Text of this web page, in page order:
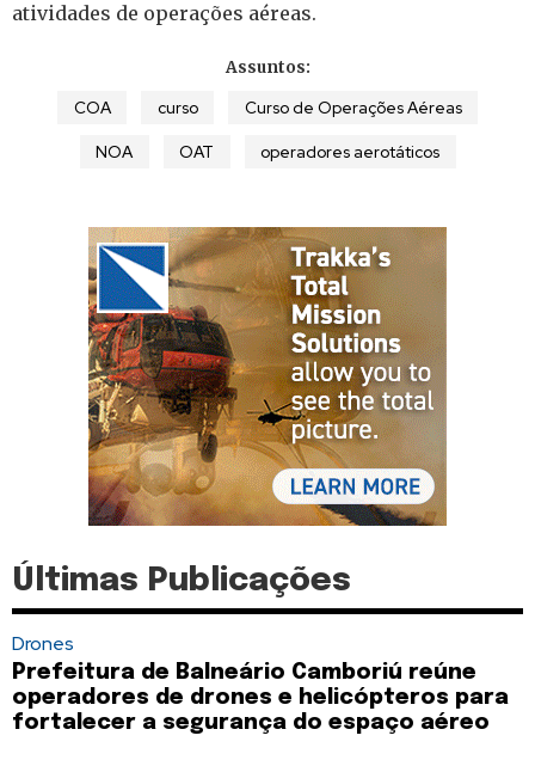
atividades de operações aéreas.
Assuntos:
COA curso Curso de Operações Aéreas
NOA OAT operadores aerotáticos
Últimas Publicações
Drones
Prefeitura de Balneário Camboriú reúne
operadores de drones e helicópteros para
fortalecer a segurança do espaço aéreo